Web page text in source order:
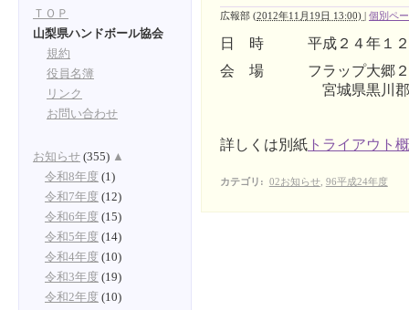
広報部 (2012年11月19日 13:00) | 個別ペ
日 時 平成２４年１２
会 場 フラップ大郷２
宮城県黒川郡大衡
詳しくは別紙 トライアウト
カテゴリ : 02お知らせ, 96平成24年度
ＴＯＰ
山梨県ハンドボール協会
規約
役員名簿
リンク
お問い合わせ
お知らせ (355) ▲
令和8年度 (1)
令和7年度 (12)
令和6年度 (15)
令和5年度 (14)
令和4年度 (10)
令和3年度 (19)
令和2年度 (10)